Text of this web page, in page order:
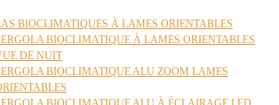
BIOCLIMATIQUES À LAMES ORIENTABLES
BIOCLIMATIQUE À LAMES ORIENTABLES
DE NUIT
BIOCLIMATIQUE ALU ZOOM LAMES